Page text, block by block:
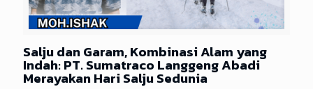
Salju dan Garam, Kombinasi Alam yang
Indah: PT. Sumatraco Langgeng Abadi
Merayakan Hari Salju Sedunia